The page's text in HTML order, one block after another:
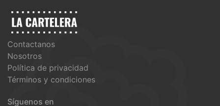
Contactanos
Nosotros
Política de privacidad
Términos y condiciones
Síguenos en